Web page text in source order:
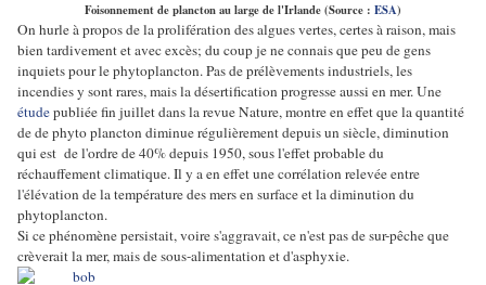
Foisonnement de plancton au large de l'Irlande (Source : ESA)
On hurle à propos de la prolifération des algues vertes, certes à raison, mais
bien tardivement et avec excès; du coup je ne connais que peu de gens
inquiets pour le phytoplancton. Pas de prélèvements industriels, les
incendies y sont rares, mais la désertification progresse aussi en mer. Une
étudepubliée fin juillet dans la revue Nature, montre en effet que la quantité
de de phyto plancton diminue régulièrement depuis un siècle, diminution
qui est de l'ordre de 40% depuis 1950, sous l'effet probable du
réchauffement climatique. Il y a en effet une corrélation relevée entre
l'élévation de la température des mers en surface et la diminution du
phytoplancton.
Si ce phénomène persistait, voire s'aggravait, ce n'est pas de sur-pêche que
crèverait la mer, mais de sous-alimentation et d'asphyxie.